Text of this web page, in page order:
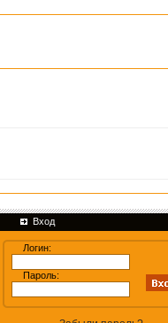
Вход
Логин:
Пароль: